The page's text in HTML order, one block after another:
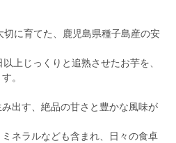
に育てた、鹿児島県種子島産の安
上じっくりと追熟させたお芋を、
。
出す、絶品の甘さと豊かな風味が
ネラルなども含まれ、日々の食卓